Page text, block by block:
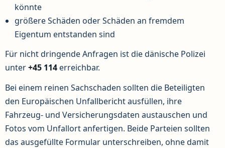
könnte
größere Schäden oder Schäden an fremdem
Eigentum entstanden sind
Für nicht dringende Anfragen ist die dänische Polizei
unter+45 114erreichbar.
Bei einem reinen Sachschaden sollten die Beteiligten
den Europäischen Unfallbericht ausfüllen, ihre
Fahrzeug- und Versicherungsdaten austauschen und
Fotos vom Unfallort anfertigen. Beide Parteien sollten
das ausgefüllte Formular unterschreiben, ohne damit